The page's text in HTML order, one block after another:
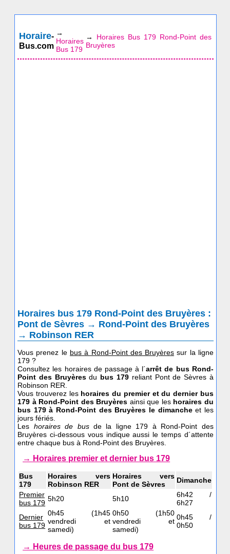
Horaire-
Bus.com
→
Horaires
Bus 179
→ Horaires Bus 179 Rond-Point des
Bruyères
Horaires bus 179 Rond-Point des Bruyères :
Pont de Sèvres → Rond-Point des Bruyères
→ Robinson RER
Vous prenez le bus à Rond-Point des Bruyères sur la ligne
179 ?
Consultez les horaires de passage à l´arrêt de bus Rond-
Point des Bruyèresdu bus 179 reliant Pont de Sèvres à
Robinson RER.
Vous trouverez les horaires du premier et du dernier bus
179 à Rond-Point des Bruyères ainsi que les horaires du
bus 179à Rond-Point des Bruyères le dimancheet les
jours fériés.
Les horaires de busde la ligne 179 à Rond-Point des
Bruyères ci-dessous vous indique aussi le temps d´attente
entre chaque bus à Rond-Point des Bruyères.
→ Horaires premier et dernier bus 179
Bus
179
Horaires vers
Robinson RER
Horaires vers
Pont de Sèvres
Dimanche
Premier
bus 179 5h20 5h10
6h42 /
6h27
Dernier
bus 179
0h45 (1h45
vendredi et
samedi)
0h50 (1h50
vendredi et
samedi)
0h45 /
0h50
→ Heures de passage du bus 179